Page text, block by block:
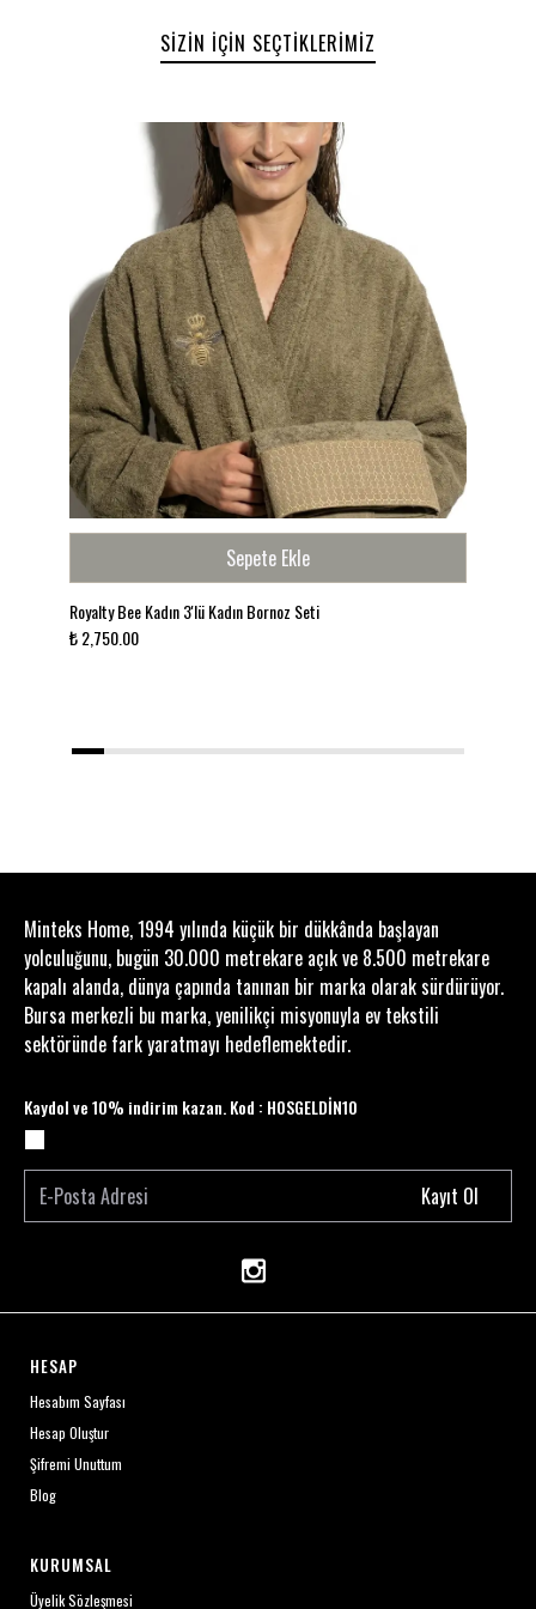
Yumuşak ve cilt dostu doku
şalyaka bornoz tasarımı
Uyumlu havlu ve bornoz kombinasyonu
Dayanıklı ve uzun ömürlü dokuma
1 Adet Kadın Bornoz (M-L Beden)
1 Adet Erkek Bornoz (L-XL Beden)
2 Adet 70 x 140 cm Banyo Havlusu
2 Adet 50 x 90 cm El ve Yüz Havlusu
Ürün Bilgileri
Ürün: Emporio 6’lı Aile Bornoz Seti
Kumaş:%100 Pamuk
Yaka Tipi:Şalyaka
Kadın Bornoz Beden:M-L
Erkek Bornoz Beden:L-XL
Koleksiyon:Emporio
Kullanım Alanı: Banyo tekstili seti
Yıkama Talimatları
30°C’de makinede yıkanabilir
Düşük ısıda ütülenebilir
Ağartıcı kullanılmamalıdır
Kurutma makinesinde düşük ısı önerilir
SIZIN İÇIN SEÇTIKLERIMIZ
Sepete Ekle
Royalty Bee Kadın 3'lü Kadın Bornoz Seti
₺ 2,750.00
1 2 3 4 5 6 7 8 9 10 11 12
Minteks Home, 1994 yılında küçük bir dükkânda başlayan
yolculuğunu, bugün 30.000 metrekare açık ve 8.500 metrekare
kapalı alanda, dünya çapında tanınan bir marka olarak sürdürüyor.
Bursa merkezli bu marka, yenilikçi misyonuyla ev tekstili
sektöründe fark yaratmayı hedeflemektedir.
Kaydol ve 10% indirim kazan. Kod : HOSGELDİN10
Kayıt Ol
HESAP
Hesabım Sayfası
Hesap Oluştur
Şifremi Unuttum
Blog
KURUMSAL
Üyelik Sözleşmesi